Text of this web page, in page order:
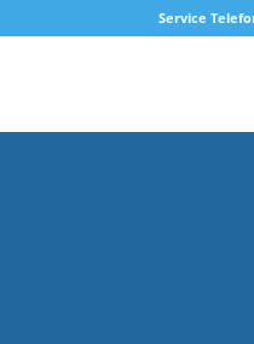
Service